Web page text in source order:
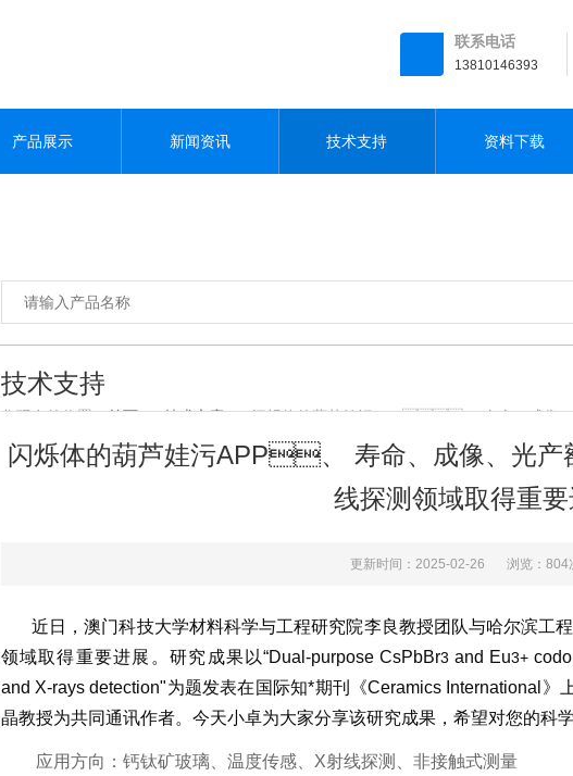
联系电话
13810146393
产品展示 新闻资讯 技术支持 资料下载
技术支持
您现在的位置：首页>技术文章> 闪烁体的葫芦娃污APP、 寿命、成像、
要进展
闪烁体的葫芦娃污APP、 寿命、成像、光
线探测领域取得重要
更新时间：2025-02-26 浏览：
近日，澳门科技大学材料科学与工程研究院李良教授团队与哈尔滨
领域取得重要进展。研究成果以“Dual-purpose CsPbBr3 and Eu3+
and X-rays detection"为题发表在国际知*期刊《Ceramics International》上
晶教授为共同通讯作者。今天小卓为大家分享该研究成果，希望对您的科
应用方向：钙钛矿玻璃、温度传感、X射线探测、非接触式测量